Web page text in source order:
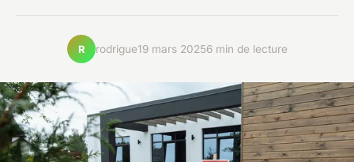
R rodrigue19 mars 20256 min de lecture